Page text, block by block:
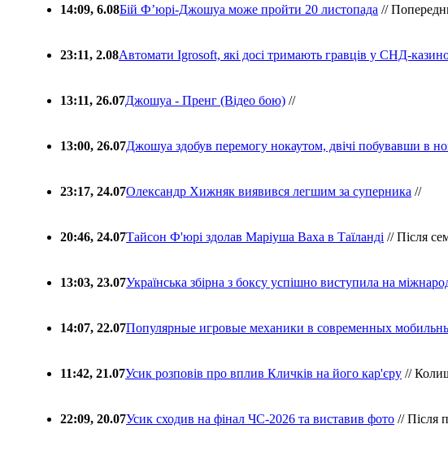
14:09, 6.08Бій Ф’юрі-Джошуа може пройти 20 листопада //
23:11, 2.08Автомати Igrosoft, які досі тримають гравців у СНД-
13:11, 26.07Джошуа - Пренг (Відео бою) //
13:00, 26.07Джошуа здобув перемогу нокаутом, двічі побувавши в
23:17, 24.07Олександр Хижняк виявився легшим за суперника //
20:46, 24.07Тайсон Ф'юрі здолав Маріуша Ваха в Таїланді // Після
13:03, 23.07Українська збірна з боксу успішно виступила на
14:07, 22.07Популярные игровые механики в современных
11:42, 21.07Усик розповів про вплив Кличків на його кар'єру //
22:09, 20.07Усик сходив на фінал ЧС-2026 та виставив фото // Після